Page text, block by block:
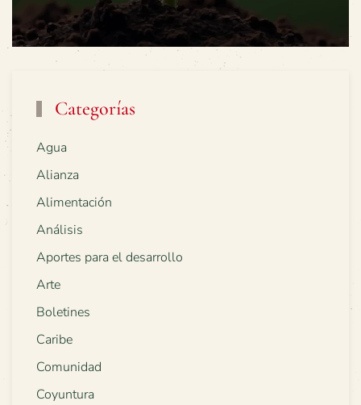
Categorías
Agua
Alianza
Alimentación
Análisis
Aportes para el desarrollo
Arte
Boletines
Caribe
Comunidad
Coyuntura